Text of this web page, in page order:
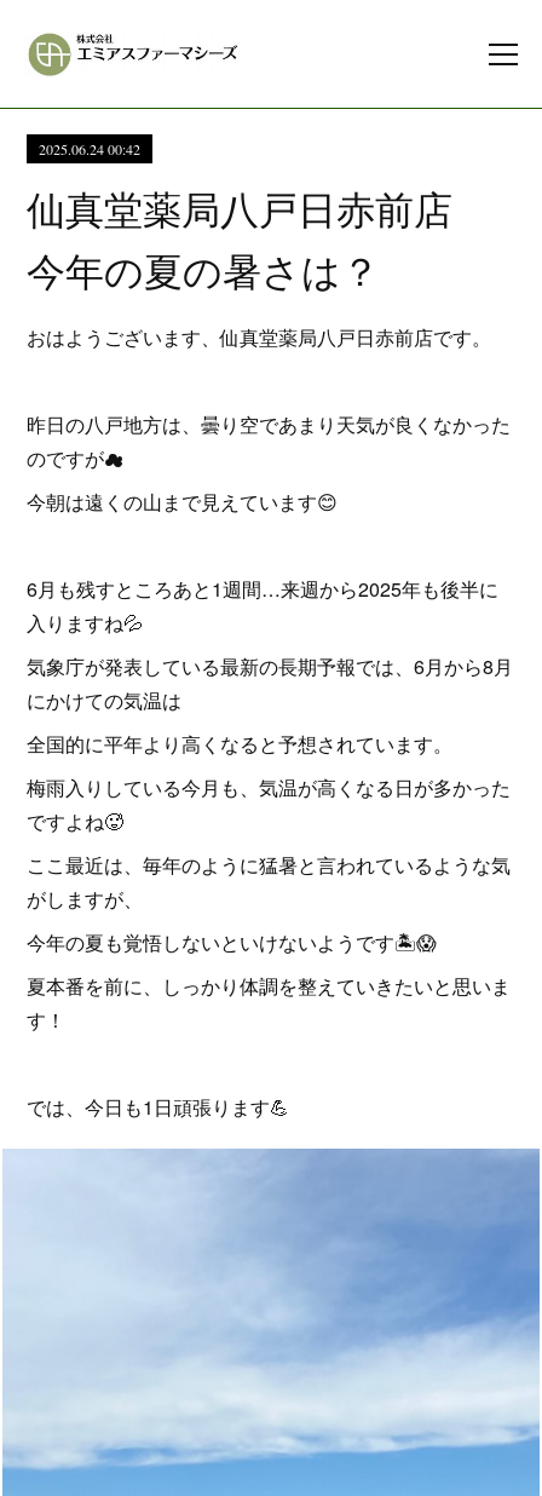
2025.06.24 00:42
仙真堂薬局八戸日赤前店
今年の夏の暑さは？
おはようございます、仙真堂薬局八戸日赤前店です。
昨日の八戸地方は、曇り空であまり天気が良くなかった
のですが☁
今朝は遠くの山まで見えています😊
6月も残すところあと1週間…来週から2025年も後半に
入りますね💦
気象庁が発表している最新の長期予報では、6月から8月
にかけての気温は
全国的に平年より高くなると予想されています。
梅雨入りしている今月も、気温が高くなる日が多かった
ですよね🥵
ここ最近は、毎年のように猛暑と言われているような気
がしますが、
今年の夏も覚悟しないといけないようです🏝️😱
夏本番を前に、しっかり体調を整えていきたいと思いま
す！
では、今日も1日頑張ります💪